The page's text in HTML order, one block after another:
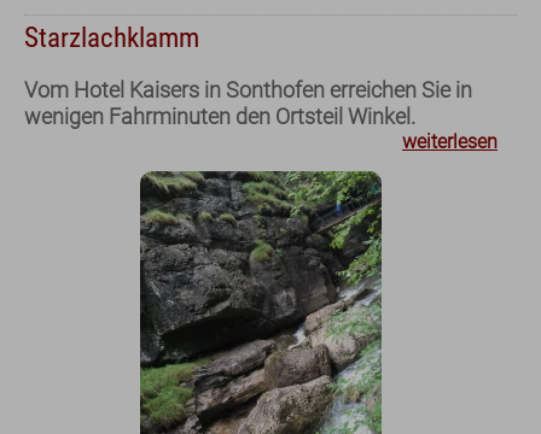
Starzlachklamm
Vom Hotel Kaisers in Sonthofen erreichen Sie in
wenigen Fahrminuten den Ortsteil Winkel.
weiterlesen